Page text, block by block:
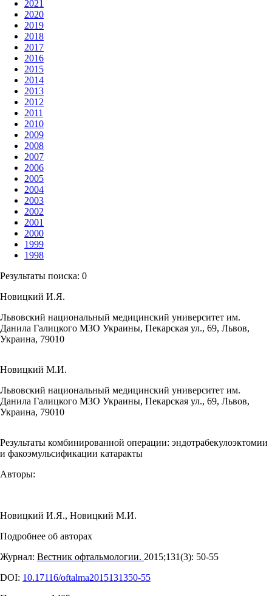
2021
2020
2019
2018
2017
2016
2015
2014
2013
2012
2011
2010
2009
2008
2007
2006
2005
2004
2003
2002
2001
2000
1999
1998
Результаты поиска: 0
Новицкий И.Я.
Львовский национальный медицинский университет им.
Данила Галицкого МЗО Украины, Пекарская ул., 69, Львов,
Украина, 79010
Новицкий М.И.
Львовский национальный медицинский университет им.
Данила Галицкого МЗО Украины, Пекарская ул., 69, Львов,
Украина, 79010
Результаты комбинированной операции: эндотрабекулоэктомии
и факоэмульсификации катаракты
Авторы:
Новицкий И.Я., Новицкий М.И.
Подробнее об авторах
Журнал: Вестник офтальмологии. 2015;131(3): 50‑55
DOI: 10.17116/oftalma2015131350-55